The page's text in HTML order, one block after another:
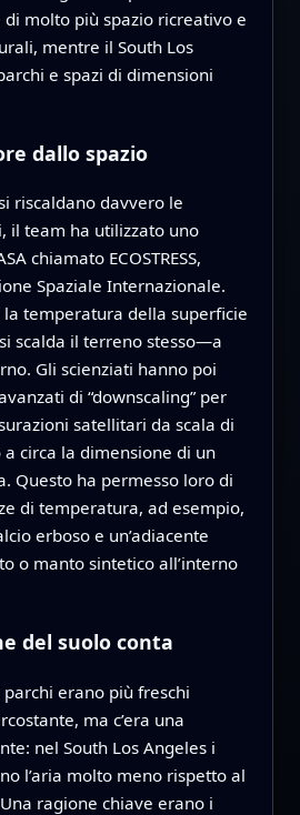
molto più spazio ricreativo e
mentre il South Los
e spazi di dimensioni
dallo spazio
riscaldano davvero le
il team ha utilizzato uno
chiamato ECOSTRESS,
Spaziale Internazionale.
la temperatura della superficie
scalda il terreno stesso—a
Gli scienziati hanno poi
di “downscaling” per
satellitari da scala di
circa la dimensione di un
Questo ha permesso loro di
di temperatura, ad esempio,
erboso e un’adiacente
o manto sintetico all’interno
del suolo conta
erano più freschi
ma c’era una
nel South Los Angeles i
l’aria molto meno rispetto al
ragione chiave erano i